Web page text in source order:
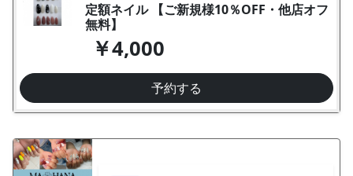
定額ネイル 【ご新規様10％OFF・他店オフ
無料】
￥4,000
予約する